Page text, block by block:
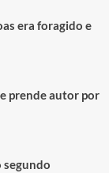
era foragido e
prende autor por
segundo